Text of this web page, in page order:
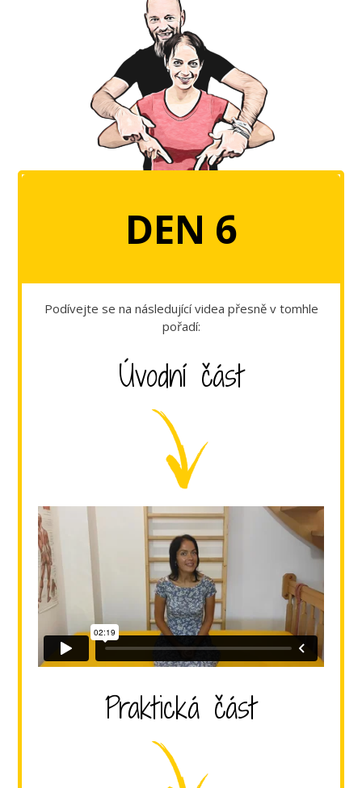
DEN 6
Podívejte se na následující videa přesně v tomhle
pořadí:
Úvodní část
Praktická část